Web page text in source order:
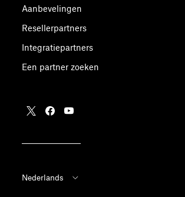
Aanbevelingen
Resellerpartners
Integratiepartners
Een partner zoeken
Nederlands